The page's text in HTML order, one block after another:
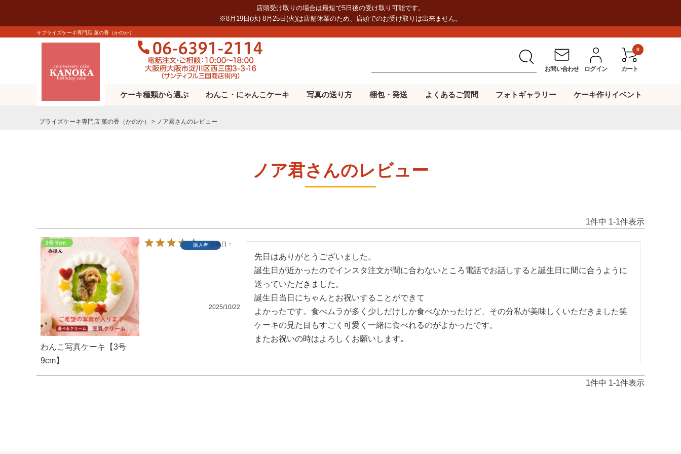
店頭受け取りの場合は最短で5日後の受け取り可能です。
※8月19日(水) 8月25日(火)は店舗休業のため、店頭でのお受け取りは出来ません。
サプライズケーキ専門店 菓の香（かのか）
お問い合わせ ログイン
0
カート
ケーキ種類から選ぶ わんこ・にゃんこケーキ 写真の送り方 梱包・発送 よくあるご質問 フォトギャラリー ケーキ作りイベント
プライズケーキ専⾨店 菓の⾹（かのか） ノア君さんのレビュー
ノア君さんのレビュー
1件中 1-1件表示
わんこ写真ケーキ【3号
9cm】
購入者投稿日
2025/10/22
先日はありがとうございました。
誕生日が近かったのでインスタ注文が間に合わないところ電話でお話しすると誕生日に間に合うように
送っていただきました。
誕生日当日にちゃんとお祝いすることができて
よかったです。食べムラが多く少しだけしか食べなかったけど、その分私が美味しくいただきました笑
ケーキの見た目もすごく可愛く一緒に食べれるのがよかったです。
またお祝いの時はよろしくお願いします｡
1件中 1-1件表示